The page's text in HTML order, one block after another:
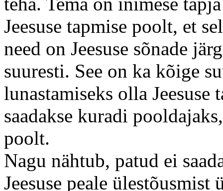
Jeesuse tapmise poolt, et
need on Jeesuse sõnade
suuresti. See on ka kõige
lunastamiseks olla Jeesuse
saadakse kuradi
poolt.
Nagu nähtub, patud ei
Jeesuse peale